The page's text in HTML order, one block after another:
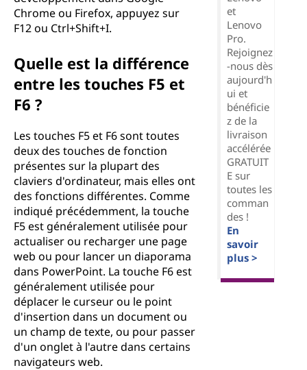
Chrome ou Firefox, appuyez sur
F12 ou Ctrl+Shift+I.
Quelle est la différence
entre les touches F5 et
F6 ?
Les touches F5 et F6 sont toutes
deux des touches de fonction
présentes sur la plupart des
claviers d'ordinateur, mais elles ont
des fonctions différentes. Comme
indiqué précédemment, la touche
F5 est généralement utilisée pour
actualiser ou recharger une page
web ou pour lancer un diaporama
dans PowerPoint. La touche F6 est
généralement utilisée pour
déplacer le curseur ou le point
d'insertion dans un document ou
un champ de texte, ou pour passer
d'un onglet à l'autre dans certains
navigateurs web.
et
Lenovo
Pro.
Rejoignez
-nous dès
aujourd'h
ui et
bénéficie
z de la
livraison
accélérée
GRATUIT
E sur
toutes les
comman
des !
En
savoir
plus >